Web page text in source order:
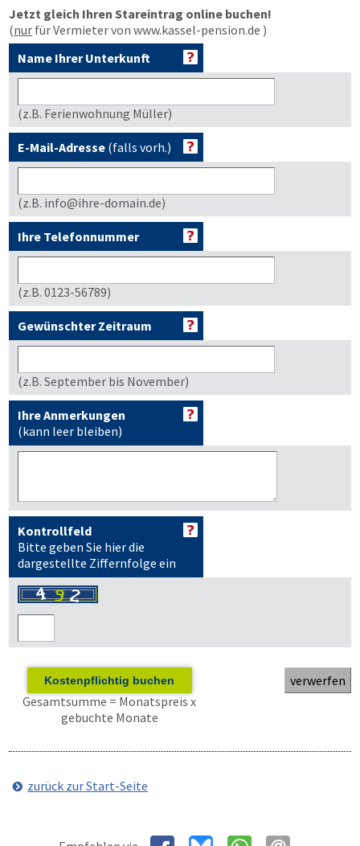
Jetzt gleich Ihren Stareintrag online buchen!
(nur für Vermieter von www.kassel-pension.de )
Name Ihrer Unterkunft
(z.B. Ferienwohnung Müller)
E-Mail-Adresse (falls vorh.)
(z.B. info@ihre-domain.de)
Ihre Telefonnummer
(z.B. 0123-56789)
Gewünschter Zeitraum
(z.B. September bis November)
Ihre Anmerkungen
(kann leer bleiben)
Kontrollfeld
Bitte geben Sie hier die
dargestellte Ziffernfolge ein
Kostenpflichtig buchen
Gesamtsumme = Monatspreis x
gebuchte Monate
zurück zur Start-Seite